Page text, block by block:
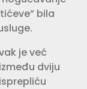
bila
je već
dviju